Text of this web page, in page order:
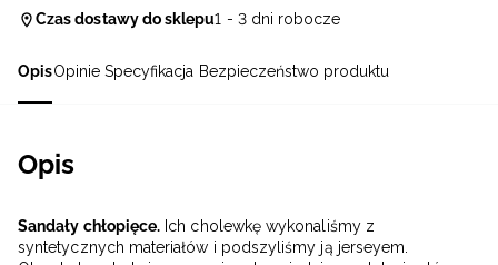
OpisOpinie Specyfikacja Bezpieczeństwo produktu
Opis
Sandały chłopięce. Ich cholewkę wykonaliśmy z
syntetycznych materiałów i podszyliśmy ją jerseyem.
Czas dostawy do sklepu1 - 3 dni robocze